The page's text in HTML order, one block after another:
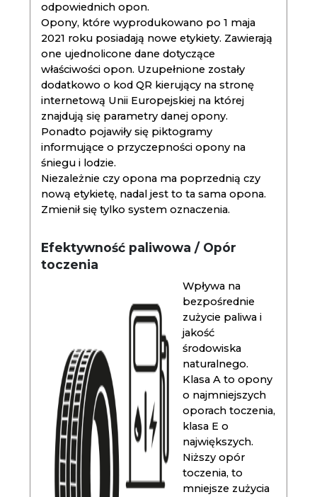
odpowiednich opon.
Opony, które wyprodukowano po 1 maja
2021 roku posiadają nowe etykiety. Zawierają
one ujednolicone dane dotyczące
właściwości opon. Uzupełnione zostały
dodatkowo o kod QR kierujący na stronę
internetową Unii Europejskiej na której
znajdują się parametry danej opony.
Ponadto pojawiły się piktogramy
informujące o przyczepności opony na
śniegu i lodzie.
Niezależnie czy opona ma poprzednią czy
nową etykietę, nadal jest to ta sama opona.
Zmienił się tylko system oznaczenia.
Efektywność paliwowa / Opór
toczenia
Wpływa na
bezpośrednie
zużycie paliwa i
jakość
środowiska
naturalnego.
Klasa A to opony
o najmniejszych
oporach toczenia,
klasa E o
największych.
Niższy opór
toczenia, to
mniejsze zużycia